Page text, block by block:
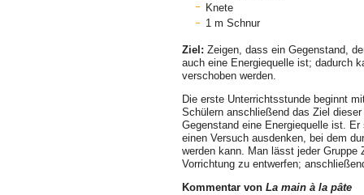
Knete
1 m Schnur
Ziel: Zeigen, dass ein Gegenstand,
auch eine Energiequelle ist; dadurch
verschoben werden.
Die erste Unterrichtsstunde beginnt
Schülern anschließend das Ziel
Gegenstand eine Energiequelle ist.
einen Versuch ausdenken, bei dem
werden kann. Man lässt jeder Gruppe
Vorrichtung zu entwer­fen;
Kommentar von La main à la pâte